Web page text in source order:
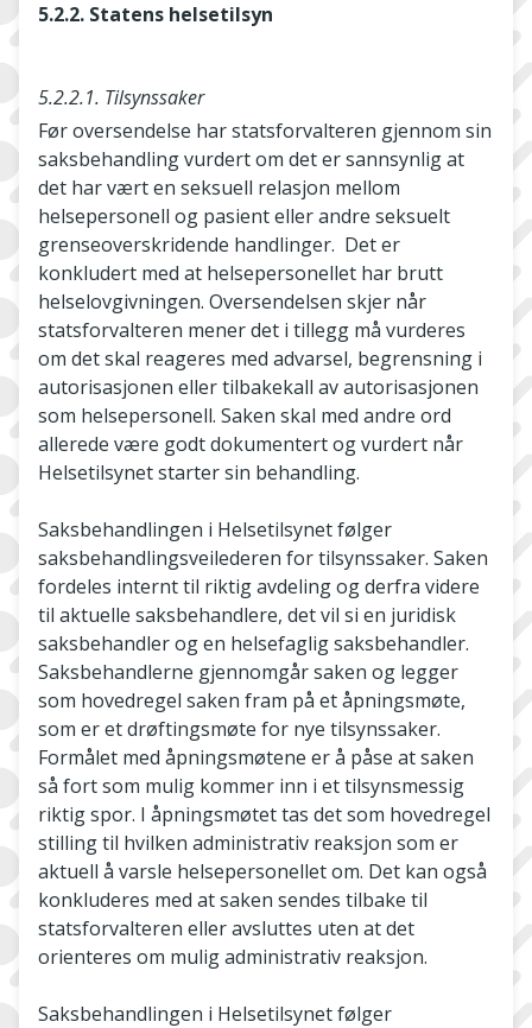
5.2.2. Statens helsetilsyn
5.2.2.1. Tilsynssaker
Før oversendelse har statsforvalteren gjennom sin
saksbehandling vurdert om det er sannsynlig at
det har vært en seksuell relasjon mellom
helsepersonell og pasient eller andre seksuelt
grenseoverskridende handlinger. Det er
konkludert med at helsepersonellet har brutt
helselovgivningen. Oversendelsen skjer når
statsforvalteren mener det i tillegg må vurderes
om det skal reageres med advarsel, begrensning i
autorisasjonen eller tilbakekall av autorisasjonen
som helsepersonell. Saken skal med andre ord
allerede være godt dokumentert og vurdert når
Helsetilsynet starter sin behandling.
Saksbehandlingen i Helsetilsynet følger
saksbehandlingsveilederen for tilsynssaker. Saken
fordeles internt til riktig avdeling og derfra videre
til aktuelle saksbehandlere, det vil si en juridisk
saksbehandler og en helsefaglig saksbehandler.
Saksbehandlerne gjennomgår saken og legger
som hovedregel saken fram på et åpningsmøte,
som er et drøftingsmøte for nye tilsynssaker.
Formålet med åpningsmøtene er å påse at saken
så fort som mulig kommer inn i et tilsynsmessig
riktig spor. I åpningsmøtet tas det som hovedregel
stilling til hvilken administrativ reaksjon som er
aktuell å varsle helsepersonellet om. Det kan også
konkluderes med at saken sendes tilbake til
statsforvalteren eller avsluttes uten at det
orienteres om mulig administrativ reaksjon.
Saksbehandlingen i Helsetilsynet følger